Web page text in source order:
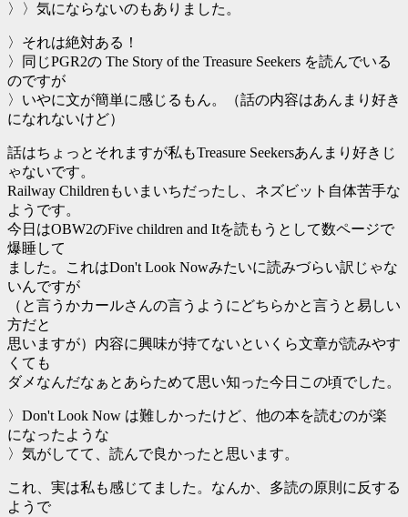
〉〉気にならないのもありました。
〉それは絶対ある！
〉同じPGR2の The Story of the Treasure Seekers を読んでいる
のですが
〉いやに文が簡単に感じるもん。（話の内容はあんまり好き
になれないけど）
話はちょっとそれますが私もTreasure Seekersあんまり好きじ
ゃないです。
Railway Childrenもいまいちだったし、ネズビット自体苦手な
ようです。
今日はOBW2のFive children and Itを読もうとして数ページで
爆睡して
ました。これはDon't Look Nowみたいに読みづらい訳じゃな
いんですが
（と言うかカールさんの言うようにどちらかと言うと易しい
方だと
思いますが）内容に興味が持てないといくら文章が読みやす
くても
ダメなんだなぁとあらためて思い知った今日この頃でした。
〉Don't Look Now は難しかったけど、他の本を読むのが楽
になったような
〉気がしてて、読んで良かったと思います。
これ、実は私も感じてました。なんか、多読の原則に反する
ようで